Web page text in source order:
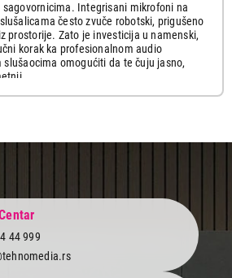
Integrisani mikrofoni na
često zvuče robotski, prigušeno
prostorije. Zato je investicija u namenski,
korak ka profesionalnom audio
omogućiti da te čuju jasno,
pažljivo je odabrana kako bi pokrila sve
vezu i vrhunsku mobilnost bez
za trenutno utišavanje (mute). Za
podkaste, snimanje instrumenata ili
baterijama, tu su pouzdani i kristalno
.
obrati pažnju na smerne karakteristike
44 999